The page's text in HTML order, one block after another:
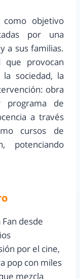
como objetivo
por una
a sus familias.
que provocan
sociedad, la
obra
programa de
a través
cursos de
potenciando
desde
por el cine,
pop con miles
mezcla